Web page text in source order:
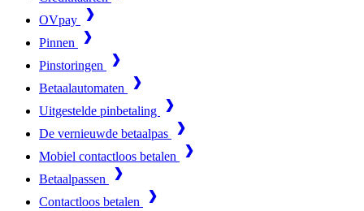
OVpay
Pinnen
Pinstoringen
Betaalautomaten
Uitgestelde pinbetaling
De vernieuwde betaalpas
Mobiel contactloos betalen
Betaalpassen
Contactloos betalen